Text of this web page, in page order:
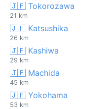
🇯🇵 Tokorozawa
21 km
🇯🇵 Katsushika
26 km
🇯🇵 Kashiwa
29 km
🇯🇵 Machida
45 km
🇯🇵 Yokohama
53 km